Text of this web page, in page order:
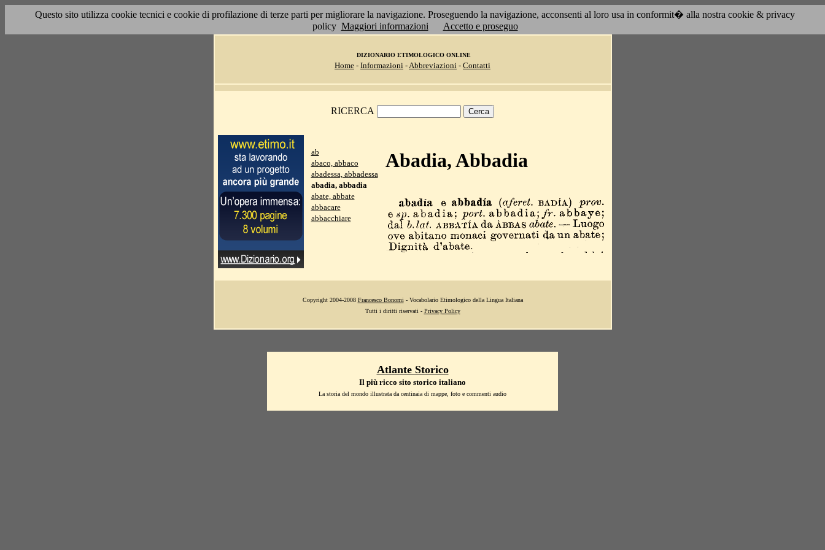
Questo sito utilizza cookie tecnici e cookie di profilazione di terze parti per migliorare la navigazione. Proseguendo la navigazione, acconsenti al loro usa in conformit� alla nostra cookie & privacy
policy Maggiori informazioni Accetto e proseguo
DIZIONARIO ETIMOLOGICO ONLINE
Home - Informazioni -Abbreviazioni - Contatti
RICERCA
ab
abaco, abbaco
abadessa, abbadessa
abadia, abbadia
abate, abbate
abbacare
abbacchiare
Abadia, Abbadia
Copyright 2004-2008 Francesco Bonomi - Vocabolario Etimologico della Lingua Italiana
Tutti i diritti riservati - Privacy Policy
Atlante Storico
Il più ricco sito storico italiano
La storia del mondo illustrata da centinaia di mappe, foto e commenti audio